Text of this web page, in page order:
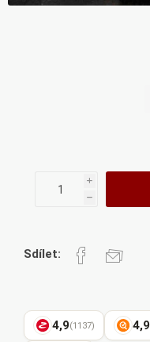
i
h
Sdílet:
4,9(1137) 4,9